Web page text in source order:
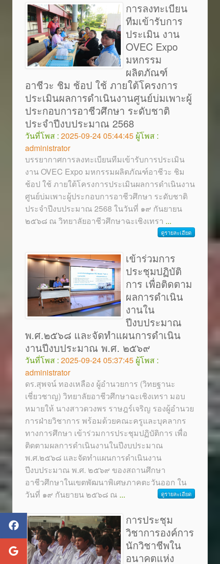
การลงทะเบียน
ทีมเข้ารับการ
ประเมิน งาน
OVEC Expo
มหกรรม
ผลิตภัณฑ์
อาชีวะ ชิม ช้อป ใช้ ภายใต้โครงการ
ประเมินผลการดำเนินงานศูนย์บ่มเพาะผู้
ประกอบการอาชีวศึกษา ระดับชาติ
ประจำปีงบประมาณ 2568
วันที่โพส : 2025-09-24 05:44:45 ผู้โพส :
administrator
บรรยากาศการลงทะเบียนทีมเข้ารับการประเมิน
งาน OVEC Expo มหกรรมผลิตภัณฑ์อาชีวะ ชิม
ช้อป ใช้ ภายใต้โครงการประเมินผลการดำเนินงาน
ศูนย์บ่มเพาะผู้ประกอบการอาชีวศึกษา ระดับชาติ
ประจำปีงบประมาณ 2568 ในวันที่ ๑๙ กันยายน
๒๕๖๘ ณ วิทยาลัยอาชีวศึกษาฉะเชิงเทรา ...
ดูรายละเอียด
เข้าร่วมการ
ประชุมปฏิบัติ
การ เพื่อติดตาม
ผลการดำเนิน
งานใน
ปีงบประมาณ
พ.ศ.๒๕๖๘ และจัดทำแผนการดำเนิน
งานปีงบประมาณ พ.ศ. ๒๕๖๙
วันที่โพส : 2025-09-24 05:37:45 ผู้โพส :
administrator
ดร.สุพจน์ ทองเหลือง ผู้อำนวยการ (วิทยฐานะ
เชี่ยวชาญ) วิทยาลัยอาชีวศึกษาฉะเชิงเทรา มอบ
หมายให้ นางสาวดวงพร ราษฎร์เจริญ รองผู้อำนวย
การฝ่ายวิชาการ พร้อมด้วยคณะครูและบุคลากร
ทางการศึกษา เข้าร่วมการประชุมปฏิบัติการ เพื่อ
ติดตามผลการดำเนินงานในปีงบประมาณ
พ.ศ.๒๕๖๘ และจัดทำแผนการดำเนินงาน
ปีงบประมาณ พ.ศ. ๒๕๖๙ ของสถานศึกษา
อาชีวศึกษาในเขตพัฒนาพิเศษภาคตะวันออก ใน
วันที่ ๑๙ กันยายน ๒๕๖๘ ณ ... ดูรายละเอียด
การประชุม
วิชาการองค์การ
นักวิชาชีพใน
อนาคตแห่ง